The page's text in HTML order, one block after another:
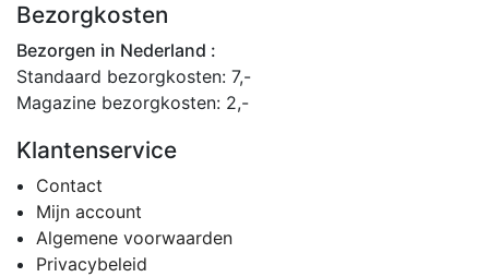
Bezorgkosten
Bezorgen in Nederland :
Standaard bezorgkosten: 7,-
Magazine bezorgkosten: 2,-
Klantenservice
Contact
Mijn account
Algemene voorwaarden
Privacybeleid